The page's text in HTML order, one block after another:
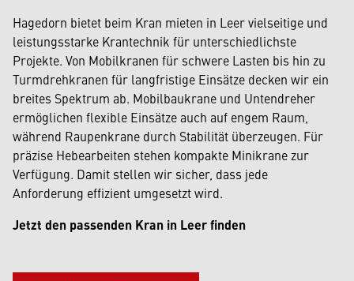
Hagedorn bietet beim Kran mieten in Leer vielseitige und
leistungsstarke Krantechnik für unterschiedlichste
Projekte. Von Mobilkranen für schwere Lasten bis hin zu
Turmdrehkranen für langfristige Einsätze decken wir ein
breites Spektrum ab. Mobilbaukrane und Untendreher
ermöglichen flexible Einsätze auch auf engem Raum,
während Raupenkrane durch Stabilität überzeugen. Für
präzise Hebearbeiten stehen kompakte Minikrane zur
Verfügung. Damit stellen wir sicher, dass jede
Anforderung effizient umgesetzt wird.
Jetzt den passenden Kran in Leer finden